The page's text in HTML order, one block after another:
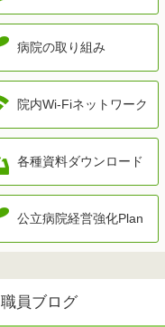
病院の取り組み
院内Wi-Fiネットワーク
各種資料ダウンロード
公立病院経営強化Plan
職員ブログ